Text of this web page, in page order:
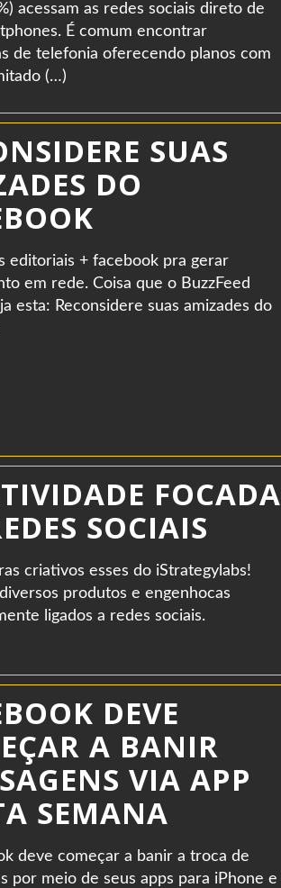
acessam as redes sociais direto de
É comum encontrar
de telefonia oferecendo planos com
(…)
SUAS
DO
editoriais + facebook pra gerar
em rede. Coisa que o BuzzFeed
esta: Reconsidere suas amizades do
FOCADA
SOCIAIS
criativos esses do iStrategylabs!
produtos e engenhocas
ligados a redes sociais.
DEVE
A BANIR
VIA APP
SEMANA
deve começar a banir a troca de
por meio de seus apps para iPhone e